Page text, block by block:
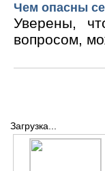
Чем опасны
Уверены,
вопросом,
Загрузка...